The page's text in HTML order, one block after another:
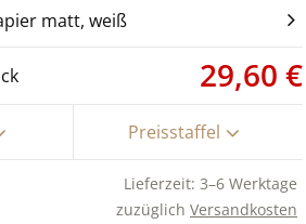
matt, weiß
29,60 €
Preisstaffel
Lieferzeit: 3–6 Werktage
zuzüglich Versandkosten